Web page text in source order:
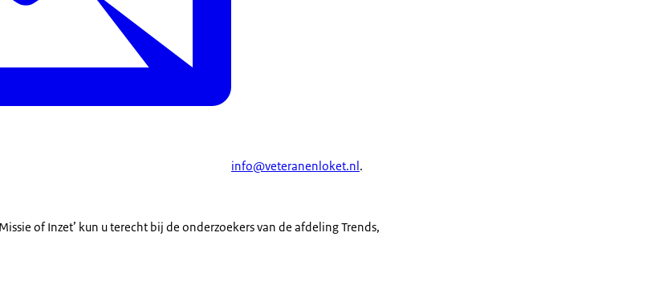
info@veteranenloket.nl.
of Inzet’ kun u terecht bij de onderzoekers van de afdeling Trends,